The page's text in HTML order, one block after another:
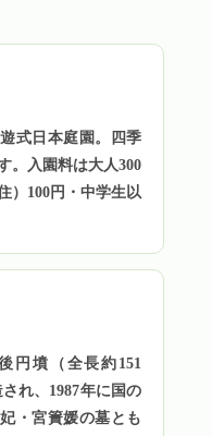
式日本庭園。四季
。入園料は大人300
）100円・中学生以
円墳（全長約151
れ、1987年に国の
・宮簀媛の墓とも